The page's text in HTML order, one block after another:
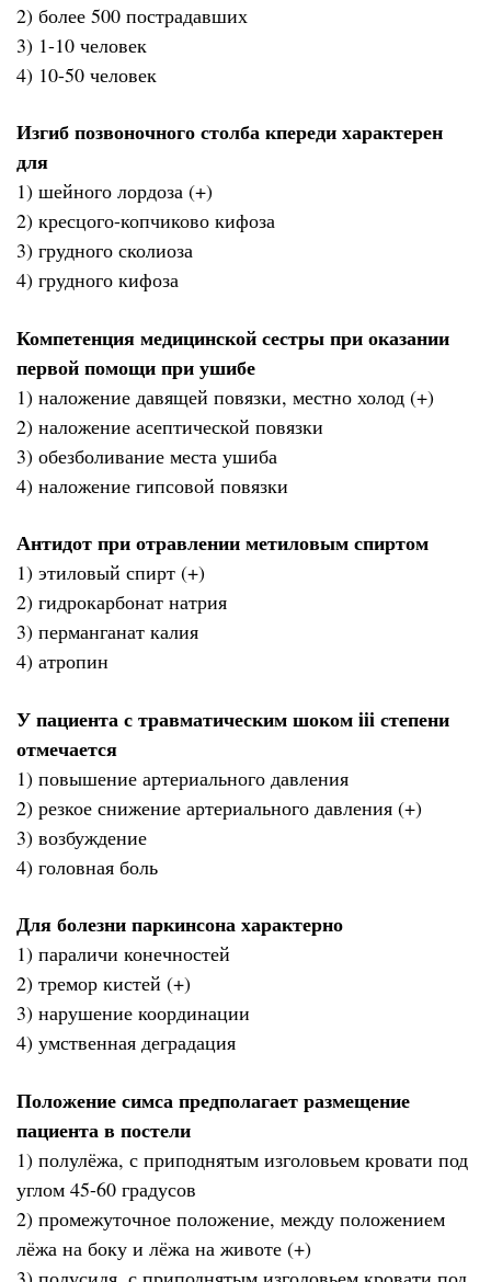
2) более 500 пострадавших
3) 1-10 человек
4) 10-50 человек
Изгиб позвоночного столба кпереди характерен
для
1) шейного лордоза (+)
2) кресцого-копчиково кифоза
3) грудного сколиоза
4) грудного кифоза
Компетенция медицинской сестры при оказании
первой помощи при ушибе
1) наложение давящей повязки, местно холод (+)
2) наложение асептической повязки
3) обезболивание места ушиба
4) наложение гипсовой повязки
Антидот при отравлении метиловым спиртом
1) этиловый спирт (+)
2) гидрокарбонат натрия
3) перманганат калия
4) атропин
У пациента с травматическим шоком iii степени
отмечается
1) повышение артериального давления
2) резкое снижение артериального давления (+)
3) возбуждение
4) головная боль
Для болезни паркинсона характерно
1) параличи конечностей
2) тремор кистей (+)
3) нарушение координации
4) умственная деградация
Положение симса предполагает размещение
пациента в постели
1) полулёжа, с приподнятым изголовьем кровати под
углом 45-60 градусов
2) промежуточное положение, между положением
лёжа на боку и лёжа на животе (+)